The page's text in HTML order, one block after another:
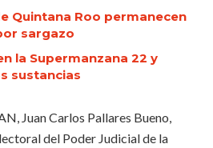
Quintana Roo permanecen
sargazo
la Supermanzana 22 y
sustancias
Juan Carlos Pallares Bueno,
del Poder Judicial de la